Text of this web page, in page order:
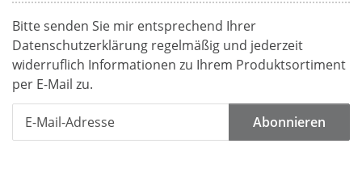
Bitte senden Sie mir entsprechend Ihrer
Datenschutzerklärung regelmäßig und jederzeit
widerruflich Informationen zu Ihrem Produktsortiment
per E-Mail zu.
Abonnieren